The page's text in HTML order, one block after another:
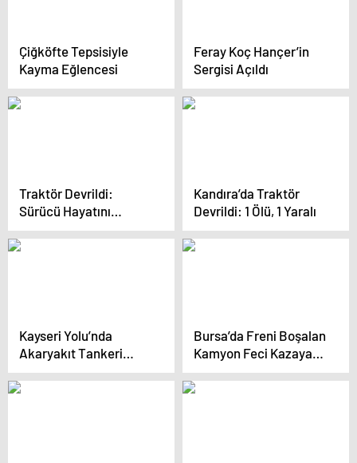
Çiğköfte Tepsisiyle
Kayma Eğlencesi
Feray Koç Hançer’in
Sergisi Açıldı
Traktör Devrildi:
Sürücü Hayatını
Kaybetti
Kandıra’da Traktör
Devrildi: 1 Ölü, 1 Yaralı
Kayseri Yolu’nda
Akaryakıt Tankeri
Devrildi: Sürücü
Yaralandı
Bursa’da Freni Boşalan
Kamyon Feci Kazaya
Neden Oldu